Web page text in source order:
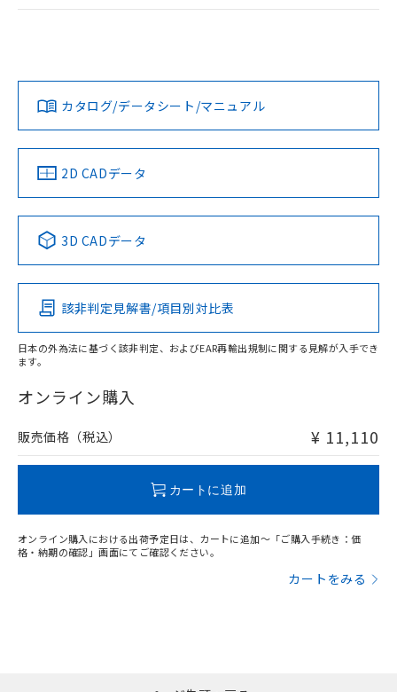
上、n: 18mm以上
検出領域
ログイン/会員登録
ダウンロードデータをご利用いただく前に、以下を必ずお読
みください。
ソフトウェアの使用条件
EU RoHS 注意事項・凡例
対応済み
中国 RoHS 注意事項・凡例
Pb Hg Cd Cr(VI)
O
在庫等で未対応品が混在する可能性があります。
問い合わせください。
LR型式承認
（イギリス
船舶規格）
DNV型式承認
（ノルウェー
BV型式承認
（フランス
KR型式
（韓国
No No No No
この製品の規格認証/適合状況ページへ
その他の認証はこちらのページからご検索ください
カタログ/データシート/マニュアル
2D CADデータ
3D CADデータ
該非判定見解書/項目別対比表
日本の外為法に基づく該非判定、およびEAR再輸出規制に関する見解が入手でき
ます。
オンライン購入
販売価格（税込） ¥ 11,110
カートに追加
オンライン購入における出荷予定日は、カートに追加～「ご購入手続き：価
格・納期の確認」画面にてご確認ください。
カートをみる